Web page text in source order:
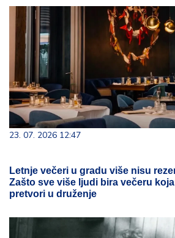
23. 07. 2026 12:47
Letnje večeri u gradu više nisu
Zašto sve više ljudi bira večeru
pretvori u druženje